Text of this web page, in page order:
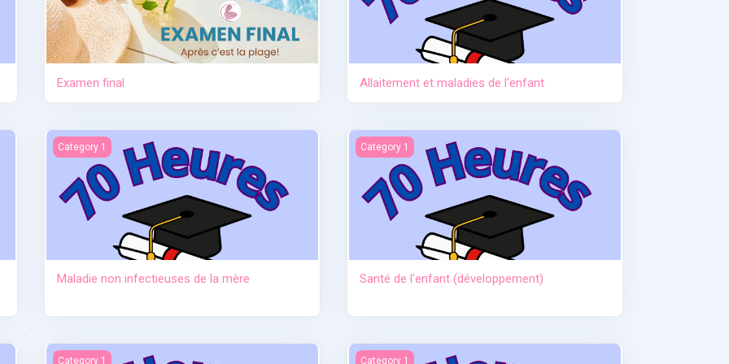
Examen final Allaitement et maladies de l'enfant
Maladie non infectieuses de la mère
Category 1
Maladie non infectieuses de la mère
Santé de l'enfant (développement)
Category 1
Santé de l'enfant (développement)
sevrage)Anatomie et physiologie
Category 1 Ictère et hypoglycémie
Category 1